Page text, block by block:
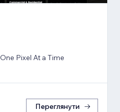
Pixel At a Time
Переглянути